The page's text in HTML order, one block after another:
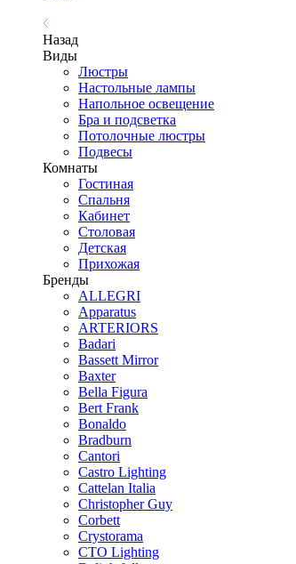
Назад
Виды
Люстры
Настольные лампы
Напольное освещение
Бра и подсветка
Потолочные люстры
Подвесы
Комнаты
Гостиная
Спальня
Кабинет
Столовая
Детская
Прихожая
Бренды
ALLEGRI
Apparatus
ARTERIORS
Badari
Bassett Mirror
Baxter
Bella Figura
Bert Frank
Bonaldo
Bradburn
Cantori
Castro Lighting
Cattelan Italia
Christopher Guy
Corbett
Crystorama
CTO Lighting